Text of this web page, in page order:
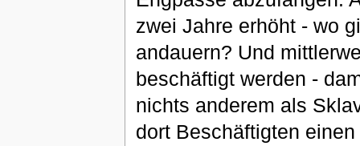
zwei Jahre erhöht - wo
andauern? Und
beschäftigt werden -
nichts anderem als
dort Beschäftigten